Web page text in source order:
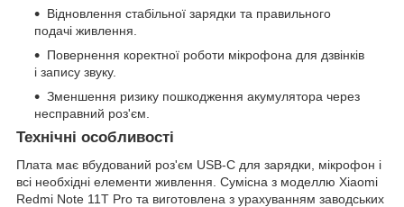
Відновлення стабільної зарядки та правильного
подачі живлення.
Повернення коректної роботи мікрофона для дзвінків
і запису звуку.
Зменшення ризику пошкодження акумулятора через
несправний роз'єм.
Технічні особливості
Плата має вбудований роз'єм USB-C для зарядки, мікрофон і
всі необхідні елементи живлення. Сумісна з моделлю Xiaomi
Redmi Note 11T Pro та виготовлена з урахуванням заводських